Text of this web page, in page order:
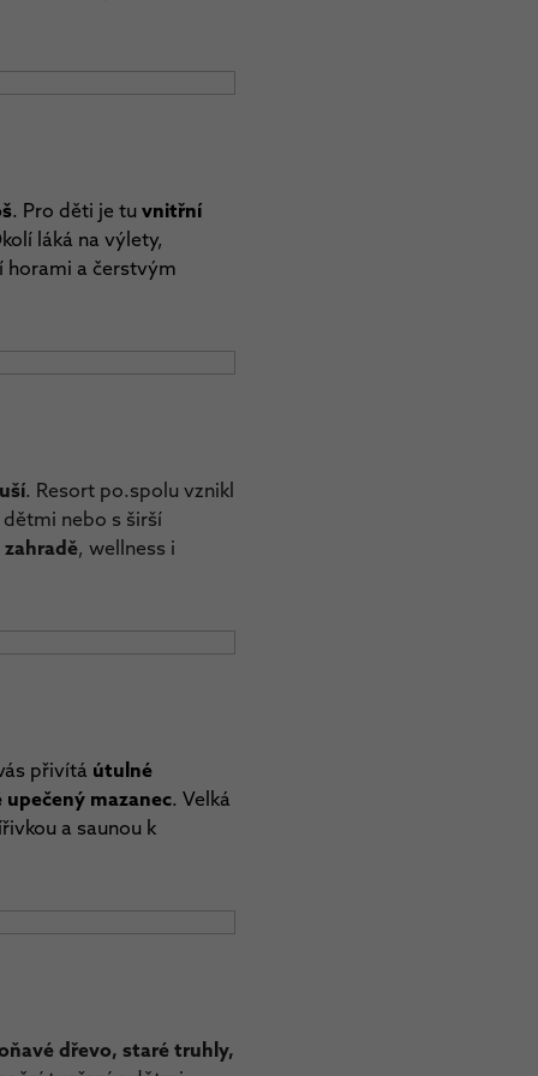
. Pro děti je tu vnitřní
láká na výlety,
horami a čerstvým
. Resort po.spolu vznikl
nebo s širší
, wellness i
přivítá útulné
mazanec. Velká
a saunou k
dřevo, staré truhly,